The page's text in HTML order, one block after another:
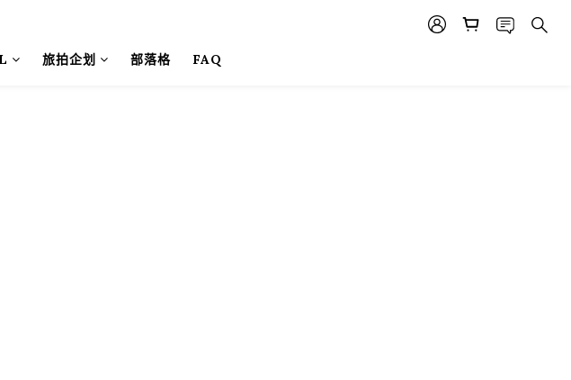
旅拍企划 部落格 FAQ